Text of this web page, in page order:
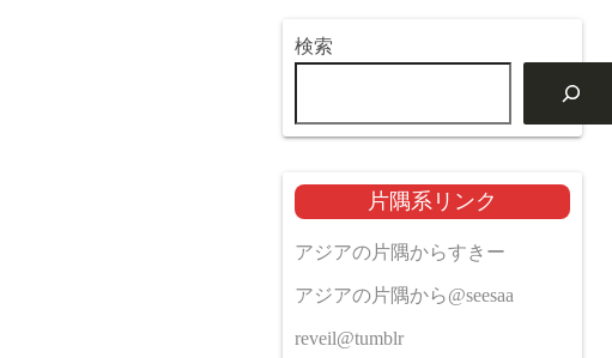
検索
片隅系リンク
アジアの片隅からすきー
アジアの片隅から@seesaa
reveil@tumblr